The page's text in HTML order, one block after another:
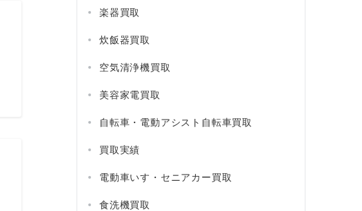
楽器買取
炊飯器買取
空気清浄機買取
美容家電買取
自転車・電動アシスト自転車買取
買取実績
電動車いす・セニアカー買取
食洗機買取